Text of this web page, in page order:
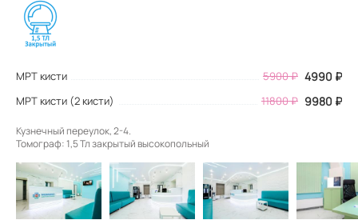
МРТ кисти 5900₽ 4990 ₽
МРТ кисти (2 кисти) 11800 ₽ 9980 ₽
Кузнечный переулок, 2-4.
Томограф: 1,5 Тл закрытый высокопольный